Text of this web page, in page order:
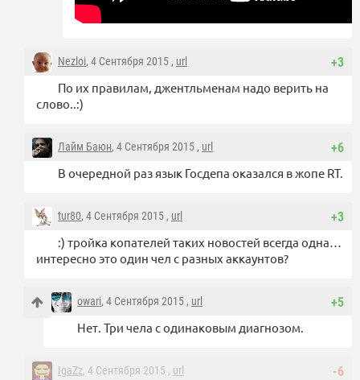
+3
Nezloi, 4 Сентября 2015 , url
По их правилам, джентльменам надо верить на
слово..:)
+6
Лайм Баюн, 4 Сентября 2015 , url
В очередной раз язык Госдепа оказался в жопе RT.
+3
tur80, 4 Сентября 2015 , url
:) тройка копателей таких новостей всегда одна…
интересно это один чел с разных аккаунтов?
+5
owari, 4 Сентября 2015 , url
Нет. Три чела с одинаковым диагнозом.
-6
IgaZz, 4 Сентября 2015 , url